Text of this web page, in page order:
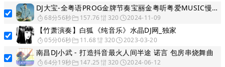
DJ大宝-全粤语PROG金牌节奏宝丽金粤听粤爱MUSIC慢摇大碟
68分56秒 157.76 320 2024-11-09
【竹萧演奏】白狐《纯音乐》水晶DJ网_独家
05分06秒 11.68 320 2023-03-20
南昌DJ小武 - 打造抖音最火人间半途 诺言 包房串烧舞曲
64分19秒 147.25 320 2024-06-12